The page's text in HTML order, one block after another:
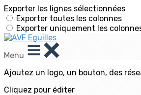
Exporter les lignes sélectionnées
Exporter toutes les colonnes
Exporter uniquement les
Menu
Ajoutez un logo, un bouton, des
Cliquez pour éditer